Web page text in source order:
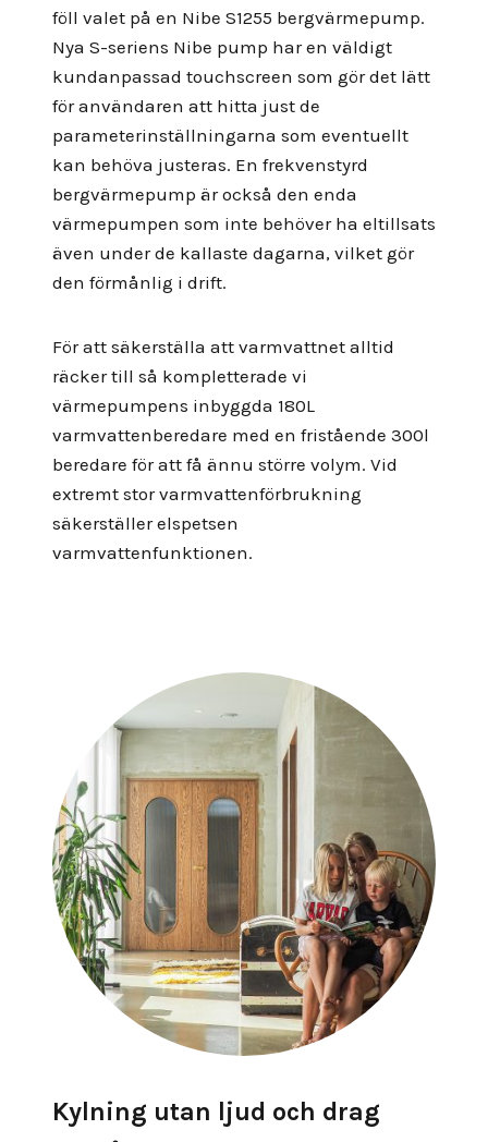
föll valet på en Nibe S1255 bergvärmepump.
Nya S-seriens Nibe pump har en väldigt
kundanpassad touchscreen som gör det lätt
för användaren att hitta just de
parameterinställningarna som eventuellt
kan behöva justeras. En frekvenstyrd
bergvärmepump är också den enda
värmepumpen som inte behöver ha eltillsats
även under de kallaste dagarna, vilket gör
den förmånlig i drift.
För att säkerställa att varmvattnet alltid
räcker till så kompletterade vi
värmepumpens inbyggda 180L
varmvattenberedare med en fristående 300l
beredare för att få ännu större volym. Vid
extremt stor varmvattenförbrukning
säkerställer elspetsen
varmvattenfunktionen.
Kylning utan ljud och drag